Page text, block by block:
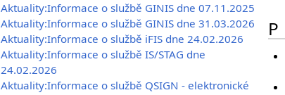
Aktuality:Informace o službě GINIS dne 07.11.2025
Aktuality:Informace o službě GINIS dne 31.03.2026
Aktuality:Informace o službě iFIS dne 24.02.2026
Aktuality:Informace o službě IS/STAG dne
24.02.2026
Aktuality:Informace o službě QSIGN - elektronické
P